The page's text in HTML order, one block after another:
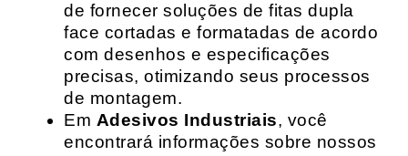
de fornecer soluções de fitas dupla
face cortadas e formatadas de acordo
com desenhos e especificações
precisas, otimizando seus processos
de montagem.
Em Adesivos Industriais, você
encontrará informações sobre nossos